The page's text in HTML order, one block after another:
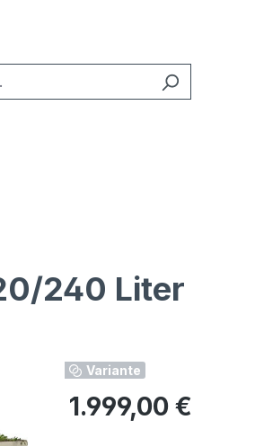
240 Liter
Variante
Regulärer Preis:
1.999,00 €